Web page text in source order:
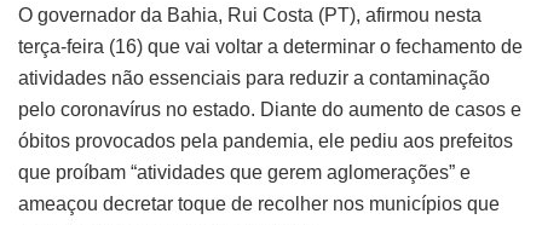
O governador da Bahia, Rui Costa (PT), afirmou nesta
terça-feira (16) que vai voltar a determinar o fechamento de
atividades não essenciais para reduzir a contaminação
pelo coronavírus no estado. Diante do aumento de casos e
óbitos provocados pela pandemia, ele pediu aos prefeitos
que proíbam “atividades que gerem aglomerações” e
ameaçou decretar toque de recolher nos municípios que